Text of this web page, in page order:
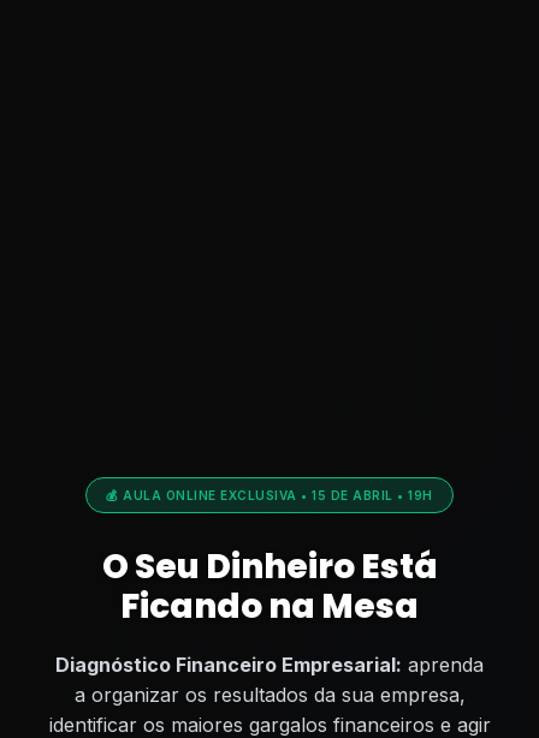
💰 AULA ONLINE EXCLUSIVA • 15 DE ABRIL • 19H
O Seu Dinheiro Está
Ficando na Mesa
Diagnóstico Financeiro Empresarial: aprenda
a organizar os resultados da sua empresa,
identificar os maiores gargalos financeiros e agir